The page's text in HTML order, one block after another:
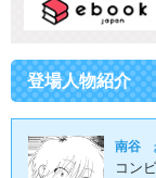
登場人物紹介
南谷
コン